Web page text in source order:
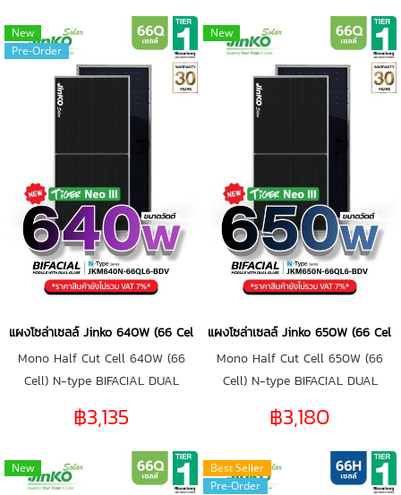
New
Pre-Order
แผงโซล่าเซลล์ Jinko 640W (66 Cell)
Mono Half Cut Cell 640W (66
Cell) N-type BIFACIAL DUAL
฿3,135
New
แผงโซล่าเซลล์ Jinko 650W (66 Cell)
Mono Half Cut Cell 650W (66
Cell) N-type BIFACIAL DUAL
฿3,180
New
Best Seller
Pre-Order